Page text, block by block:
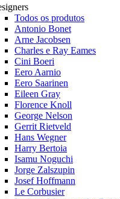
Todos os produtos
Antonio Bonet
Arne Jacobsen
Charles e Ray Eames
Cini Boeri
Eero Aarnio
Eero Saarinen
Eileen Gray
Florence Knoll
George Nelson
Gerrit Rietveld
Hans Wegner
Harry Bertoia
Isamu Noguchi
Jorge Zalszupin
Josef Hoffmann
Le Corbusier